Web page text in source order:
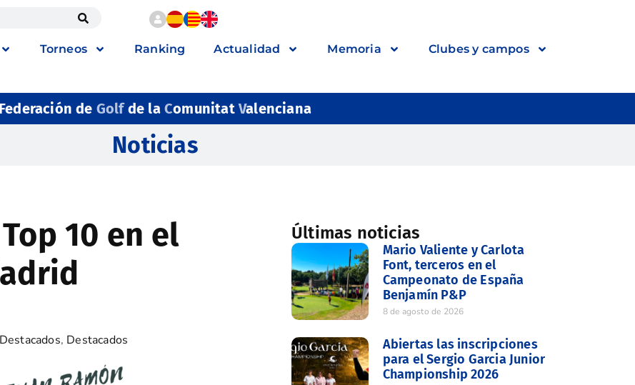
Torneos Ranking Actualidad Memoria Clubes y campos
Federación de Golfde la ComunitatValenciana
Noticias
10 en el
, Destacados
Últimas noticias
Mario Valiente y Carlota
Font, terceros en el
Campeonato de España
Benjamín P&P
8 de agosto de 2026
Abiertas las inscripciones
para el Sergio Garcia Junior
Championship 2026